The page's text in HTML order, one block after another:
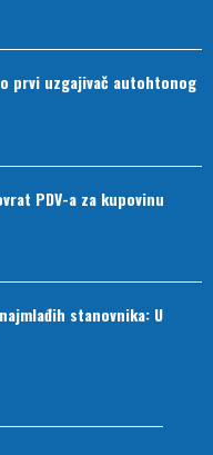
prvi uzgajivač autohtonog
PDV-a za kupovinu
stanovnika: U